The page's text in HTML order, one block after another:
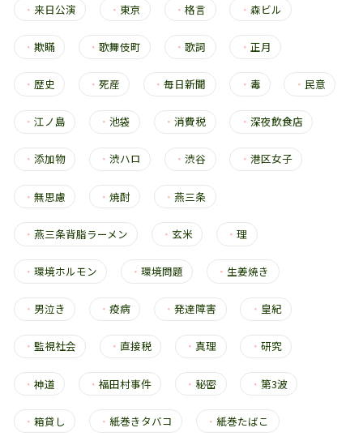
・ 来日公演 ・ 東京 ・格言 ・ 森ビル
・ 欺瞞 ・歌舞伎町 ・歌詞 ・ 正月
・ 歴史 ・死産 ・毎日新聞 ・ 毒 ・ 民意
・ 江ノ島 ・池袋 ・消費税 ・ 深夜飲食店
・ 添加物 ・渋ハロ ・渋谷 ・ 港区女子
・ 無思慮 ・焼酎 ・燕三条
・ 燕三条背脂ラーメン ・ 玄米 ・理
・ 環境ホルモン ・環境問題 ・ 生姜焼き
・ 男泣き ・疫病 ・発達障害 ・ 皇紀
・ 監視社会 ・ 直接税 ・真理 ・ 研究
・ 神道 ・福田村事件 ・ 秘密 ・ 第3波
・ 箱貸し ・紙巻きタバコ ・紙巻たばこ